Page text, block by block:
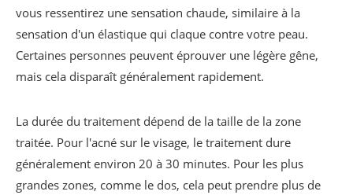
vous ressentirez une sensation chaude, similaire à la
sensation d'un élastique qui claque contre votre peau.
Certaines personnes peuvent éprouver une légère gêne,
mais cela disparaît généralement rapidement.
La durée du traitement dépend de la taille de la zone
traitée. Pour l'acné sur le visage, le traitement dure
généralement environ 20 à 30 minutes. Pour les plus
grandes zones, comme le dos, cela peut prendre plus de